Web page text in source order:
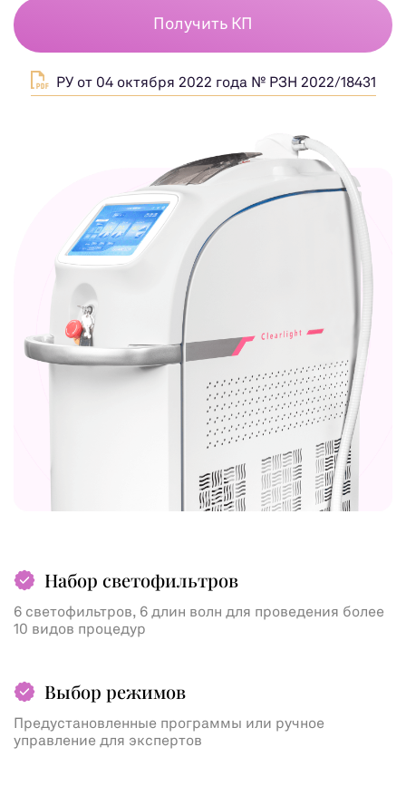
Получить КП
РУ от 04 октября 2022 года № РЗН 2022/18431
Набор светофильтров
6 светофильтров, 6 длин волн для проведения более
10 видов процедур
Выбор режимов
Предустановленные программы или ручное
управление для экспертов